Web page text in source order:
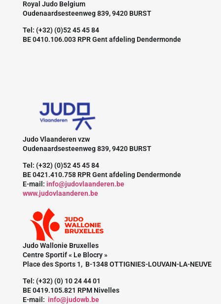
Royal Judo Belgium
Oudenaardsesteenweg 839, 9420 BURST
Tel: (+32) (0)52 45 45 84
BE 0410.106.003 RPR Gent afdeling Dendermonde
Judo Vlaanderen vzw
Oudenaardsesteenweg 839, 9420 BURST
Tel: (+32) (0)52 45 45 84
BE 0421.410.758 RPR Gent afdeling Dendermonde
E-mail: info@judovlaanderen.be
www.judovlaanderen.be
Judo Wallonie Bruxelles
Centre Sportif « Le Blocry »
Place des Sports 1, B-1348 OTTIGNIES-LOUVAIN-LA-NEUVE
Tel: (+32) (0) 10 24 44 01
BE 0419.105.821 RPM Nivelles
E-mail: info@judowb.be